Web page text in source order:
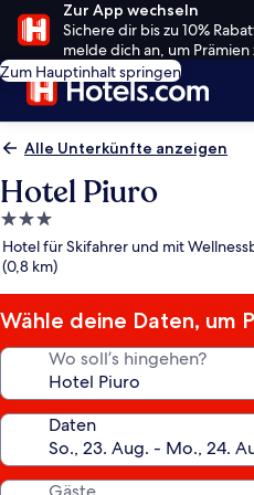
Zur App wechseln
Sichere dir bis zu 10%
melde dich an, um Prämien
Zum Hauptinhalt springen
Alle Unterkünfte anzeigen
Hotel Piuro
3.0-
Sterne-
Unterkunft
Hotel für Skifahrer und mit
(0,8 km)
Wähle deine Daten, um
Wo soll’s hingehen?
Daten